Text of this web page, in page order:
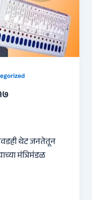
थेट जनतेतून
मंत्रिमंडळ